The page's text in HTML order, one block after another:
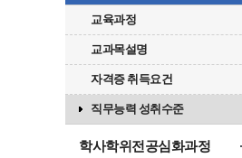
교육과정
교과목설명
자격증 취득요건
직무능력 성취수준
학사학위전공심화과정